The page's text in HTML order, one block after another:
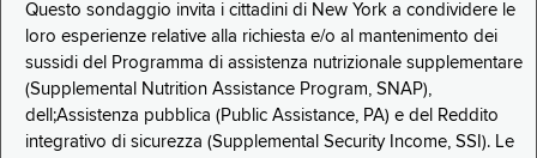
Questo sondaggio invita i cittadini di New York a condividere le
loro esperienze relative alla richiesta e/o al mantenimento dei
sussidi del Programma di assistenza nutrizionale supplementare
(Supplemental Nutrition Assistance Program, SNAP),
dell;Assistenza pubblica (Public Assistance, PA) e del Reddito
integrativo di sicurezza (Supplemental Security Income, SSI). Le